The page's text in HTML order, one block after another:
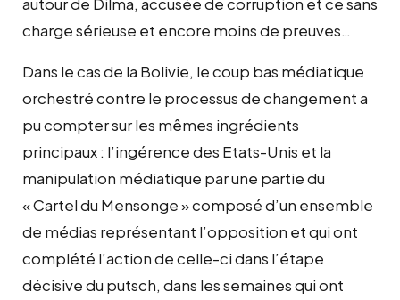
charge sérieuse et encore moins de preuves…
Dans le cas de la Bolivie, le coup bas médiatique
orchestré contre le processus de changement a
pu compter sur les mêmes ingrédients
principaux : l’ingérence des Etats-Unis et la
manipulation médiatique par une partie du
« Cartel du Mensonge » composé d’un ensemble
de médias représentant l’opposition et qui ont
complété l’action de celle-ci dans l’étape
décisive du putsch, dans les semaines qui ont